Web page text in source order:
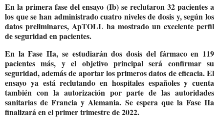
En la primera fase del ensayo (Ib) se reclutaron 32 pacientes a
los que se han administrado cuatro niveles de dosis y, según los
datos preliminares, ApTOLL ha mostrado un excelente perfil
de seguridad en pacientes.
En la Fase IIa, se estudiarán dos dosis del fármaco en 119
pacientes más, y el objetivo principal será confirmar su
seguridad, además de aportar los primeros datos de eficacia. El
ensayo ya está reclutando en hospitales españoles y cuenta
también con la autorización por parte de las autoridades
sanitarias de Francia y Alemania. Se espera que la Fase IIa
finalizará en el primer trimestre de 2022.